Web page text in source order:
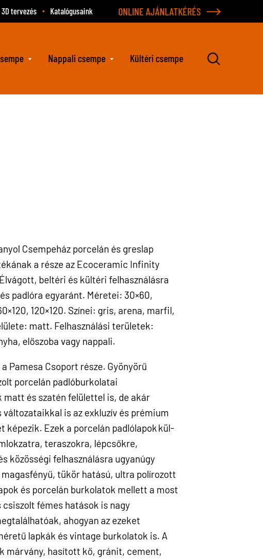
ONLINE AJÁNLATKÉRÉS
3D tervezés Katalógusaink
Nappali csempe Kültéri csempe
Csempeház porcelán és greslap
a része az Ecoceramic Infinity
beltéri és kültéri felhasználásra
padlóra egyaránt. Méretei: 30×60,
120×120. Színei: gris, arena, marfil,
matt. Felhasználási területek:
előszoba vagy nappali.
Pamesa Csoport része. Gyönyörű
porcelán padlóburkolatai
matt és szatén felülettel is, de akár
változataikkal is az exkluzív és prémium
képezik. Ezek a porcelán padlólapok kül-
teraszokra, lépcsőkre,
közösségi felhasználásra ugyanúgy
tükör hatású, ultra polírozott
és porcelán burkolatok mellett a most
fémes hatások is nagy
ahogyan az ezeket
lapkák és vintage burkolatok is. A
márvány, hasított kő, gránit, cement,